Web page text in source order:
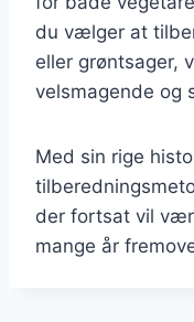
du vælger at
eller grøntsager,
velsmagende og
Med sin rige
der fortsat vil
mange år